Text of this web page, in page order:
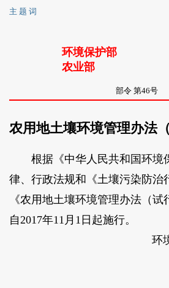
主 题 词
环境保护部
农业部
部令 第46号
农用地土壤环境管理办法（
根据《中华人民共和国环境
律、行政法规和《土壤污染防治
《农用地土壤环境管理办法（试
自2017年11月1日起施行。
环境